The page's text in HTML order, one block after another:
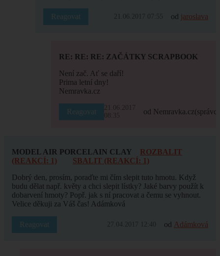
Reagovat 21.06.2017 07:55 od jaroslava
RE: RE: RE: ZAČÁTKY SCRAPBOOK
Není zač. Ať se daří!
Prima letní dny!
Nemravka.cz
Reagovat
21.06.2017
08:35
od Nemravka.cz
MODEL AIR PORCELAIN CLAY
ROZBALIT
(REAKCÍ: 1)
SBALIT (REAKCÍ: 1)
Dobrý den, prosím, poraďte mi čím slepit tuto hmotu. Když
budu dělat např. květy a chci slepit lístky? Jaké barvy použít k
dobarvení hmoty? Popř. jak s ní pracovat a čemu se vyhnout.
Velice děkuji za Váš čas! Adámková
Reagovat 27.04.2017 12:40 od Adámková